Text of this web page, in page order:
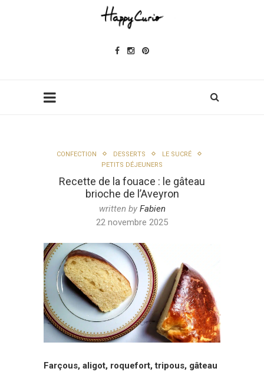
CONFECTION DESSERTS
LE SUCRÉ
PETITS DÉJEUNERS
Recette de la fouace : le gâteau
brioche de l’Aveyron
written by Fabien
22 novembre 2025
Farçous, aligot, roquefort, tripous, gâteau